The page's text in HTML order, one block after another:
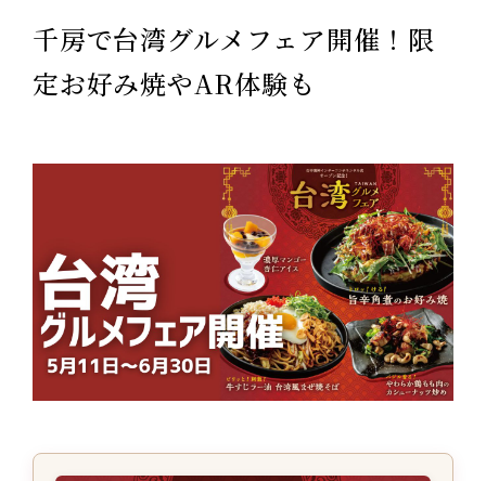
採用情報
プライバシーポリシー
千房で台湾グルメフェア開催！限
定お好み焼やAR体験も